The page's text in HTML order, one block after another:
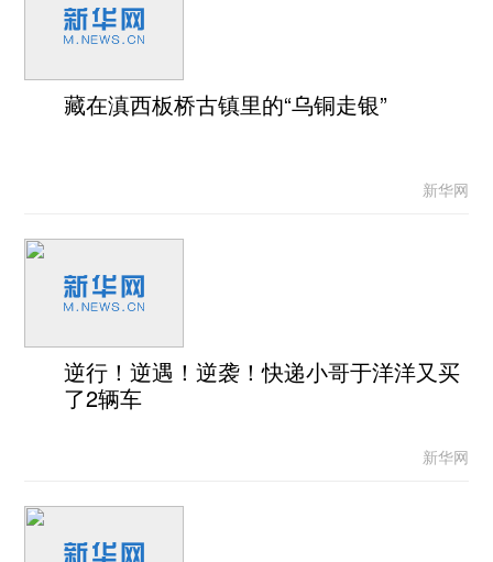
藏在滇西板桥古镇里的“乌铜走银”
新华网
逆行！逆遇！逆袭！快递小哥于洋洋又买
了2辆车
新华网